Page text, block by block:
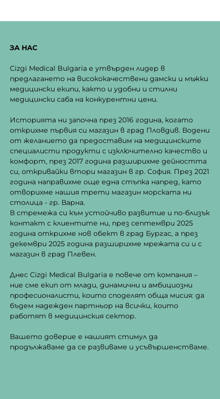
product
ЗА НАС
Cizgi Medical Bulgaria е утвърден лидер в
предлагането на висококачествени дамски и мъжки
медицински екипи, както и удобни и стилни
медицински саба на конкурентни цени.
Историята ни започна през 2016 година, когато
открихме първия си магазин в град Пловдив. Водени
от желанието да предоставим на медицинските
специалисти продукти с изключително качество и
комфорт, през 2017 година разширихме дейността
си, откривайки втори магазин в гр. София. През 2021
година направихме още една стъпка напред, като
отворихме нашия трети магазин морската ни
столица - гр. Варна.
В стремежа си към устойчиво развитие и по-близък
контакт с клиентите ни, през септември 2025
година открихме нов обект в град Бургас, а през
декември 2025 година разширихме мрежата си и с
магазин в град Плевен.
Днес Cizgi Medical Bulgaria е повече от компания –
ние сме екип от млади, динамични и амбициозни
професионалисти, които споделят обща мисия: да
бъдем надежден партньор на всички, които
работят в медицинския сектор.
Вашето доверие е нашият стимул да
продължаваме да се развиваме и усъвършенстваме.